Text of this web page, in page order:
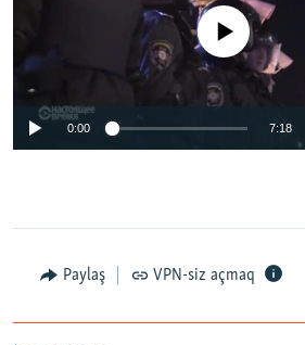
No media source
0:00 7:18
Paylaş VPN-siz açmaq